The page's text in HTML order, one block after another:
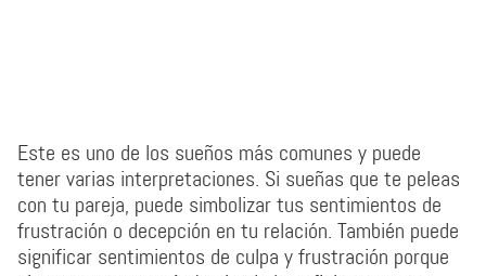
Este es uno de los sueños más comunes y puede
tener varias interpretaciones. Si sueñas que te peleas
con tu pareja, puede simbolizar tus sentimientos de
frustración o decepción en tu relación. También puede
significar sentimientos de culpa y frustración porque